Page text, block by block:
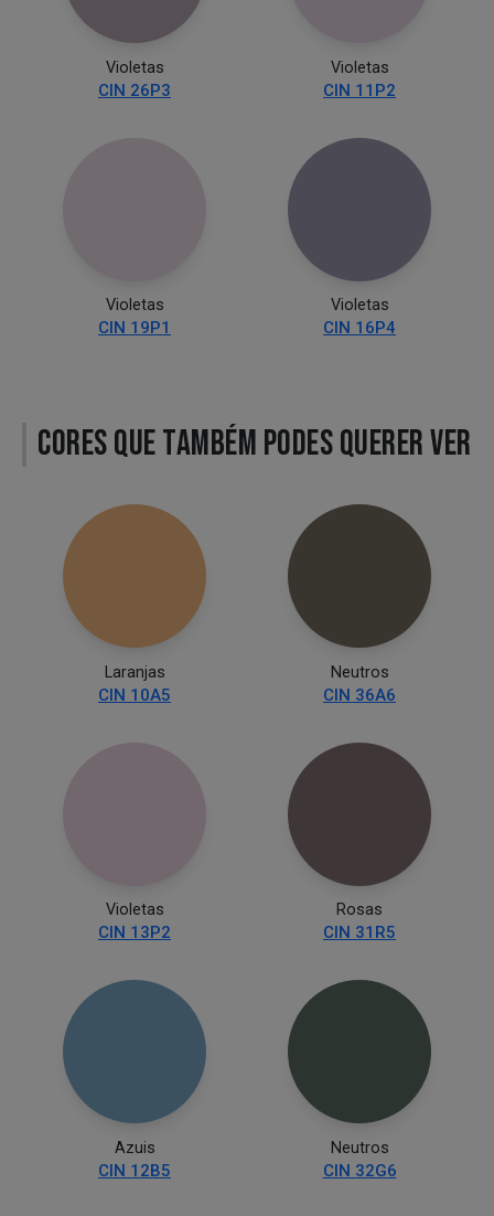
Violetas
CIN 26P3
Violetas
CIN 11P2
Violetas
CIN 19P1
Violetas
CIN 16P4
CORES QUE TAMBÉM PODES QUERER VER
Laranjas
CIN 10A5
Neutros
CIN 36A6
Violetas
CIN 13P2
Rosas
CIN 31R5
Azuis
CIN 12B5
Neutros
CIN 32G6